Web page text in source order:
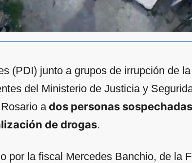
(PDI) junto a grupos de irrupción de
del Ministerio de Justicia y
a dos personas
de drogas.
por la fiscal Mercedes Banchio, de la